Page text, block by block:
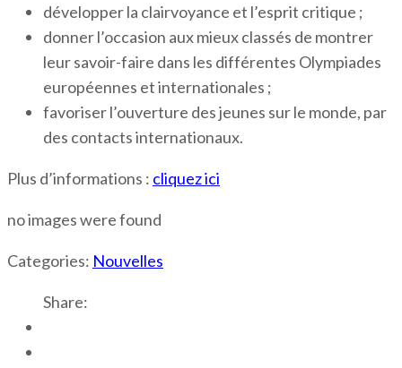
développer la clairvoyance et l’esprit critique ;
donner l’occasion aux mieux classés de montrer
leur savoir-faire dans les différentes Olympiades
européennes et internationales ;
favoriser l’ouverture des jeunes sur le monde, par
des contacts internationaux.
Plus d’informations : cliquez ici
no images were found
Categories: Nouvelles
Share: